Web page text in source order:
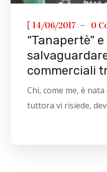
[14/06/2017 0
“Tanapertè”
commerciali
Chi, come me, è
tuttora vi risiede,